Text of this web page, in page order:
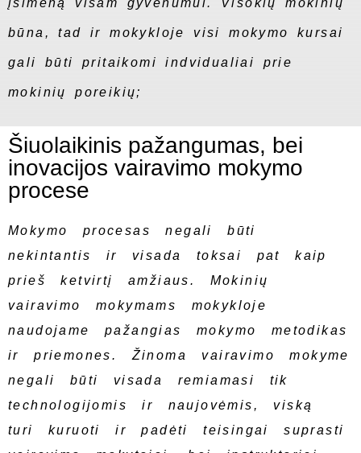
įsimeną visam gyvenumui. Visokių mokinių
būna, tad ir mokykloje visi mokymo kursai
gali būti pritaikomi indvidualiai prie
mokinių poreikių;
Šiuolaikinis pažangumas, bei
inovacijos vairavimo mokymo
procese
Mokymo procesas negali būti
nekintantis ir visada toksai pat kaip
prieš ketvirtį amžiaus. Mokinių
vairavimo mokymams mokykloje
naudojame pažangias mokymo metodikas
ir priemones. Žinoma vairavimo mokyme
negali būti visada remiamasi tik
technologijomis ir naujovėmis, viską
turi kuruoti ir padėti teisingai suprasti